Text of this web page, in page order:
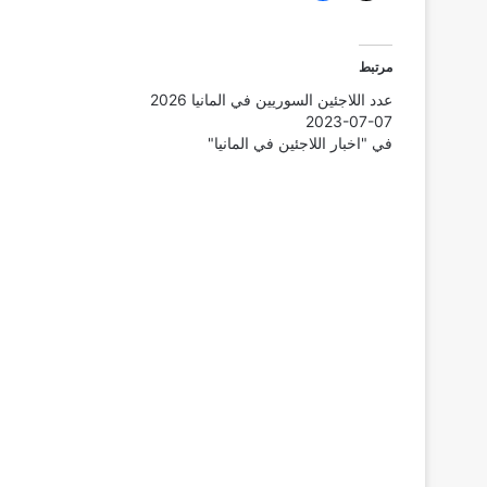
مرتبط
عدد اللاجئين السوريين في المانيا 2026
2023-07-07
في "اخبار اللاجئين في المانيا"